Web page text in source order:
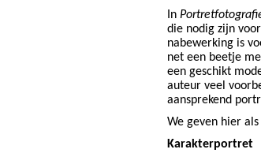
In
die nodig zijn
nabewerking is
net een beetje
een geschikt
auteur veel
aansprekend
We geven hier
Karakterportret